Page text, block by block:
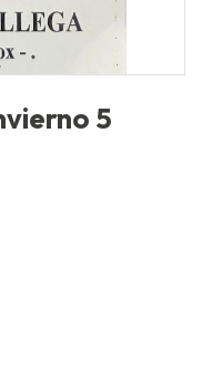
5